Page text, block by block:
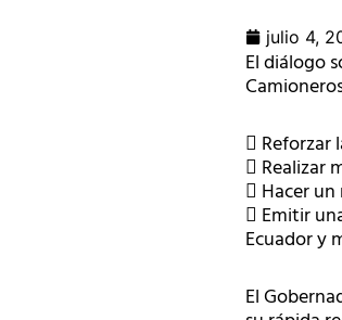
julio 4,
El diálogo
 Reforzar
 Realizar
 Hacer
 Emitir
Ecuador y
El